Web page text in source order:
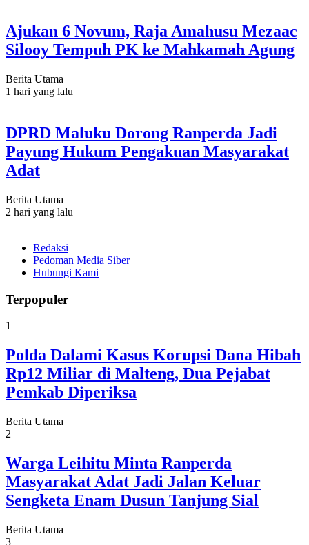
Ajukan 6 Novum, Raja Amahusu Mezaac
Silooy Tempuh PK ke Mahkamah Agung
Berita Utama
1 hari yang lalu
DPRD Maluku Dorong Ranperda Jadi
Payung Hukum Pengakuan Masyarakat
Adat
Berita Utama
2 hari yang lalu
Redaksi
Pedoman Media Siber
Hubungi Kami
Terpopuler
1
Polda Dalami Kasus Korupsi Dana Hibah
Rp12 Miliar di Malteng, Dua Pejabat
Pemkab Diperiksa
Berita Utama
2
Warga Leihitu Minta Ranperda
Masyarakat Adat Jadi Jalan Keluar
Sengketa Enam Dusun Tanjung Sial
Berita Utama
3